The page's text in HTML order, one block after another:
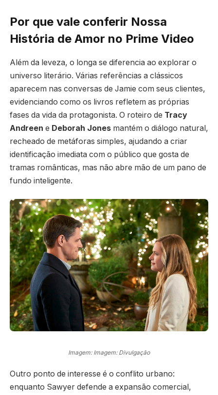
Por que vale conferir Nossa
História de Amor no Prime Video
Além da leveza, o longa se diferencia ao explorar o
universo literário. Várias referências a clássicos
aparecem nas conversas de Jamie com seus clientes,
evidenciando como os livros refletem as próprias
fases da vida da protagonista. O roteiro de Tracy
Andreen e Deborah Jones mantém o diálogo natural,
recheado de metáforas simples, ajudando a criar
identificação imediata com o público que gosta de
tramas românticas, mas não abre mão de um pano de
fundo inteligente.
Imagem: Imagem: Divulgação
Outro ponto de interesse é o conflito urbano:
enquanto Sawyer defende a expansão comercial,